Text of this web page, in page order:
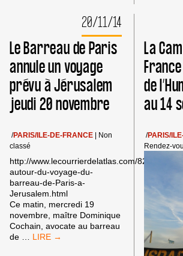
BDS
FRANCE
AU
SALON
ET
ANTIRACISTE
(14/15
FÉVRIER
2015)
20/11/14
Le Barreau de Paris
annule un voyage
prévu à Jérusalem
jeudi 20 novembre
/PARIS/ILE-DE-FRANCE
Non
classé
http://www.lecourrierdelatlas.com/
autour-du-voyage-du-
barreau-de-Paris-a-
Jerusalem.html
Ce matin, mercredi 19
novembre, maître Dominique
Cochain, avocate au barreau
de
LE
La
de
au 14
/PARIS/
Rendez-